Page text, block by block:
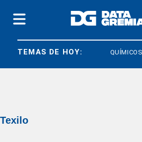
TEMAS DE HOY: QUÍMICOS
Texilo